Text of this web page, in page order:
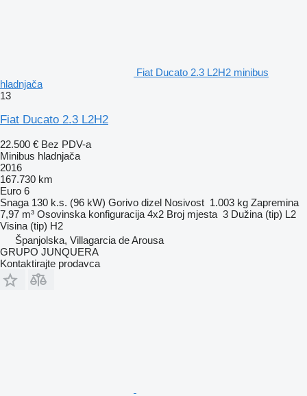
Fiat Ducato 2.3 L2H2 minibus
hladnjača
13
Fiat Ducato 2.3 L2H2
22.500 € Bez PDV-a
Minibus hladnjača
2016
167.730 km
Euro 6
Snaga 130 k.s. (96 kW) Gorivo dizel Nosivost 1.003 kg Zapremina
7,97 m³ Osovinska konfiguracija 4x2 Broj mjesta 3 Dužina (tip) L2
Visina (tip) H2
Španjolska, Villagarcia de Arousa
GRUPO JUNQUERA
Kontaktirajte prodavca